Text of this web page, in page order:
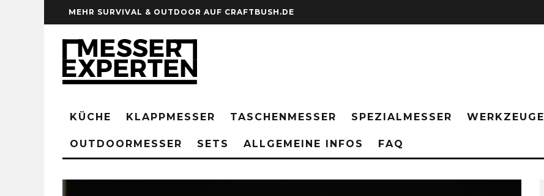
MEHR SURVIVAL & OUTDOOR AUF CRAFTBUSH.DE
KÜCHE KLAPPMESSER TASCHENMESSER SPEZIALMESSER WERKZEUGE
OUTDOORMESSER SETS ALLGEMEINE INFOS FAQ